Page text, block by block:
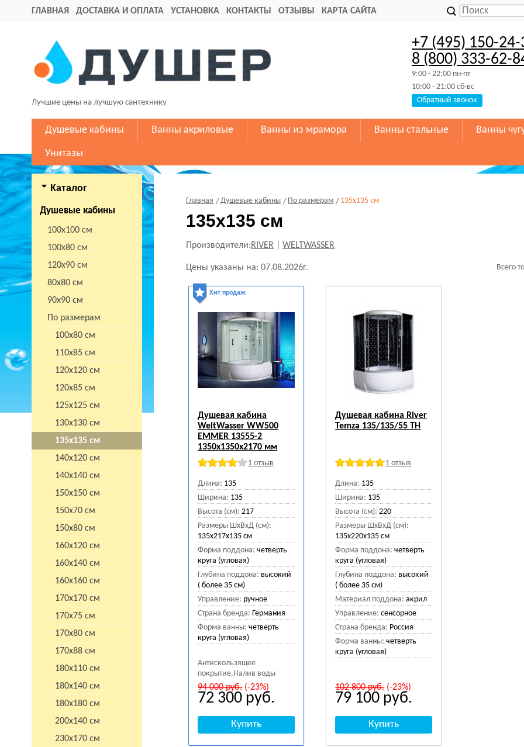
ГЛАВНАЯ ДОСТАВКА И ОПЛАТА УСТАНОВКА КОНТАКТЫ ОТЗЫВЫ КАРТА САЙТА
Лучшие цены на лучшую сантехнику
+7 (495) 150-24-
8 (800) 333-62-
9:00 - 22:00 пн-пт
10:00 - 21:00 сб-вс
Обратный звонок
Душевые кабины Ванны акриловые Ванны из мрамора Ванны стальные Ванны
Унитазы
Каталог
Душевые кабины
100х100 см
100х80 см
120х90 см
80х80 см
90х90 см
По размерам
100х80 см
110х85 см
120х120 см
120х85 см
125х125 см
130х130 см
135х135 см
140х120 см
140х140 см
150х150 см
150х70 см
150х80 см
160х120 см
160х140 см
160х160 см
170х170 см
170х75 см
170х80 см
170х88 см
180х110 см
180х140 см
180х180 см
200х140 см
230х170 см
Главная Душевые кабины По размерам 135х135 см
135х135 см
Производители:RIVER |WELTWASSER
Цены указаны на:07.08.2026г. Всего
Хит продаж
Душевая кабина
WeltWasser WW500
EMMER 13555-2
1350х1350х2170 мм
1 отзыв
Длина: 135
Ширина: 135
Высота (см): 217
Размеры ШхВхД (см):
135x217x135 см
Форма поддона: четверть
круга (угловая)
Глубина поддона: высокий
( более 35 см)
Управление: ручное
Страна бренда: Германия
Форма ванны: четверть
круга (угловая)
Антискользящее
покрытие,Налив воды
94 000руб.(-23%)
72 300 руб.
Душевая кабина River
Temza 135/135/55 ТН
1 отзыв
Длина: 135
Ширина: 135
Высота (см): 220
Размеры ШхВхД (см):
135x220x135 см
Форма поддона: четверть
круга (угловая)
Глубина поддона: высокий
( более 35 см)
Материал поддона: акрил
Управление: сенсорное
Страна бренда: Россия
Форма ванны: четверть
круга (угловая)
102 800руб.(-23%)
79 100 руб.